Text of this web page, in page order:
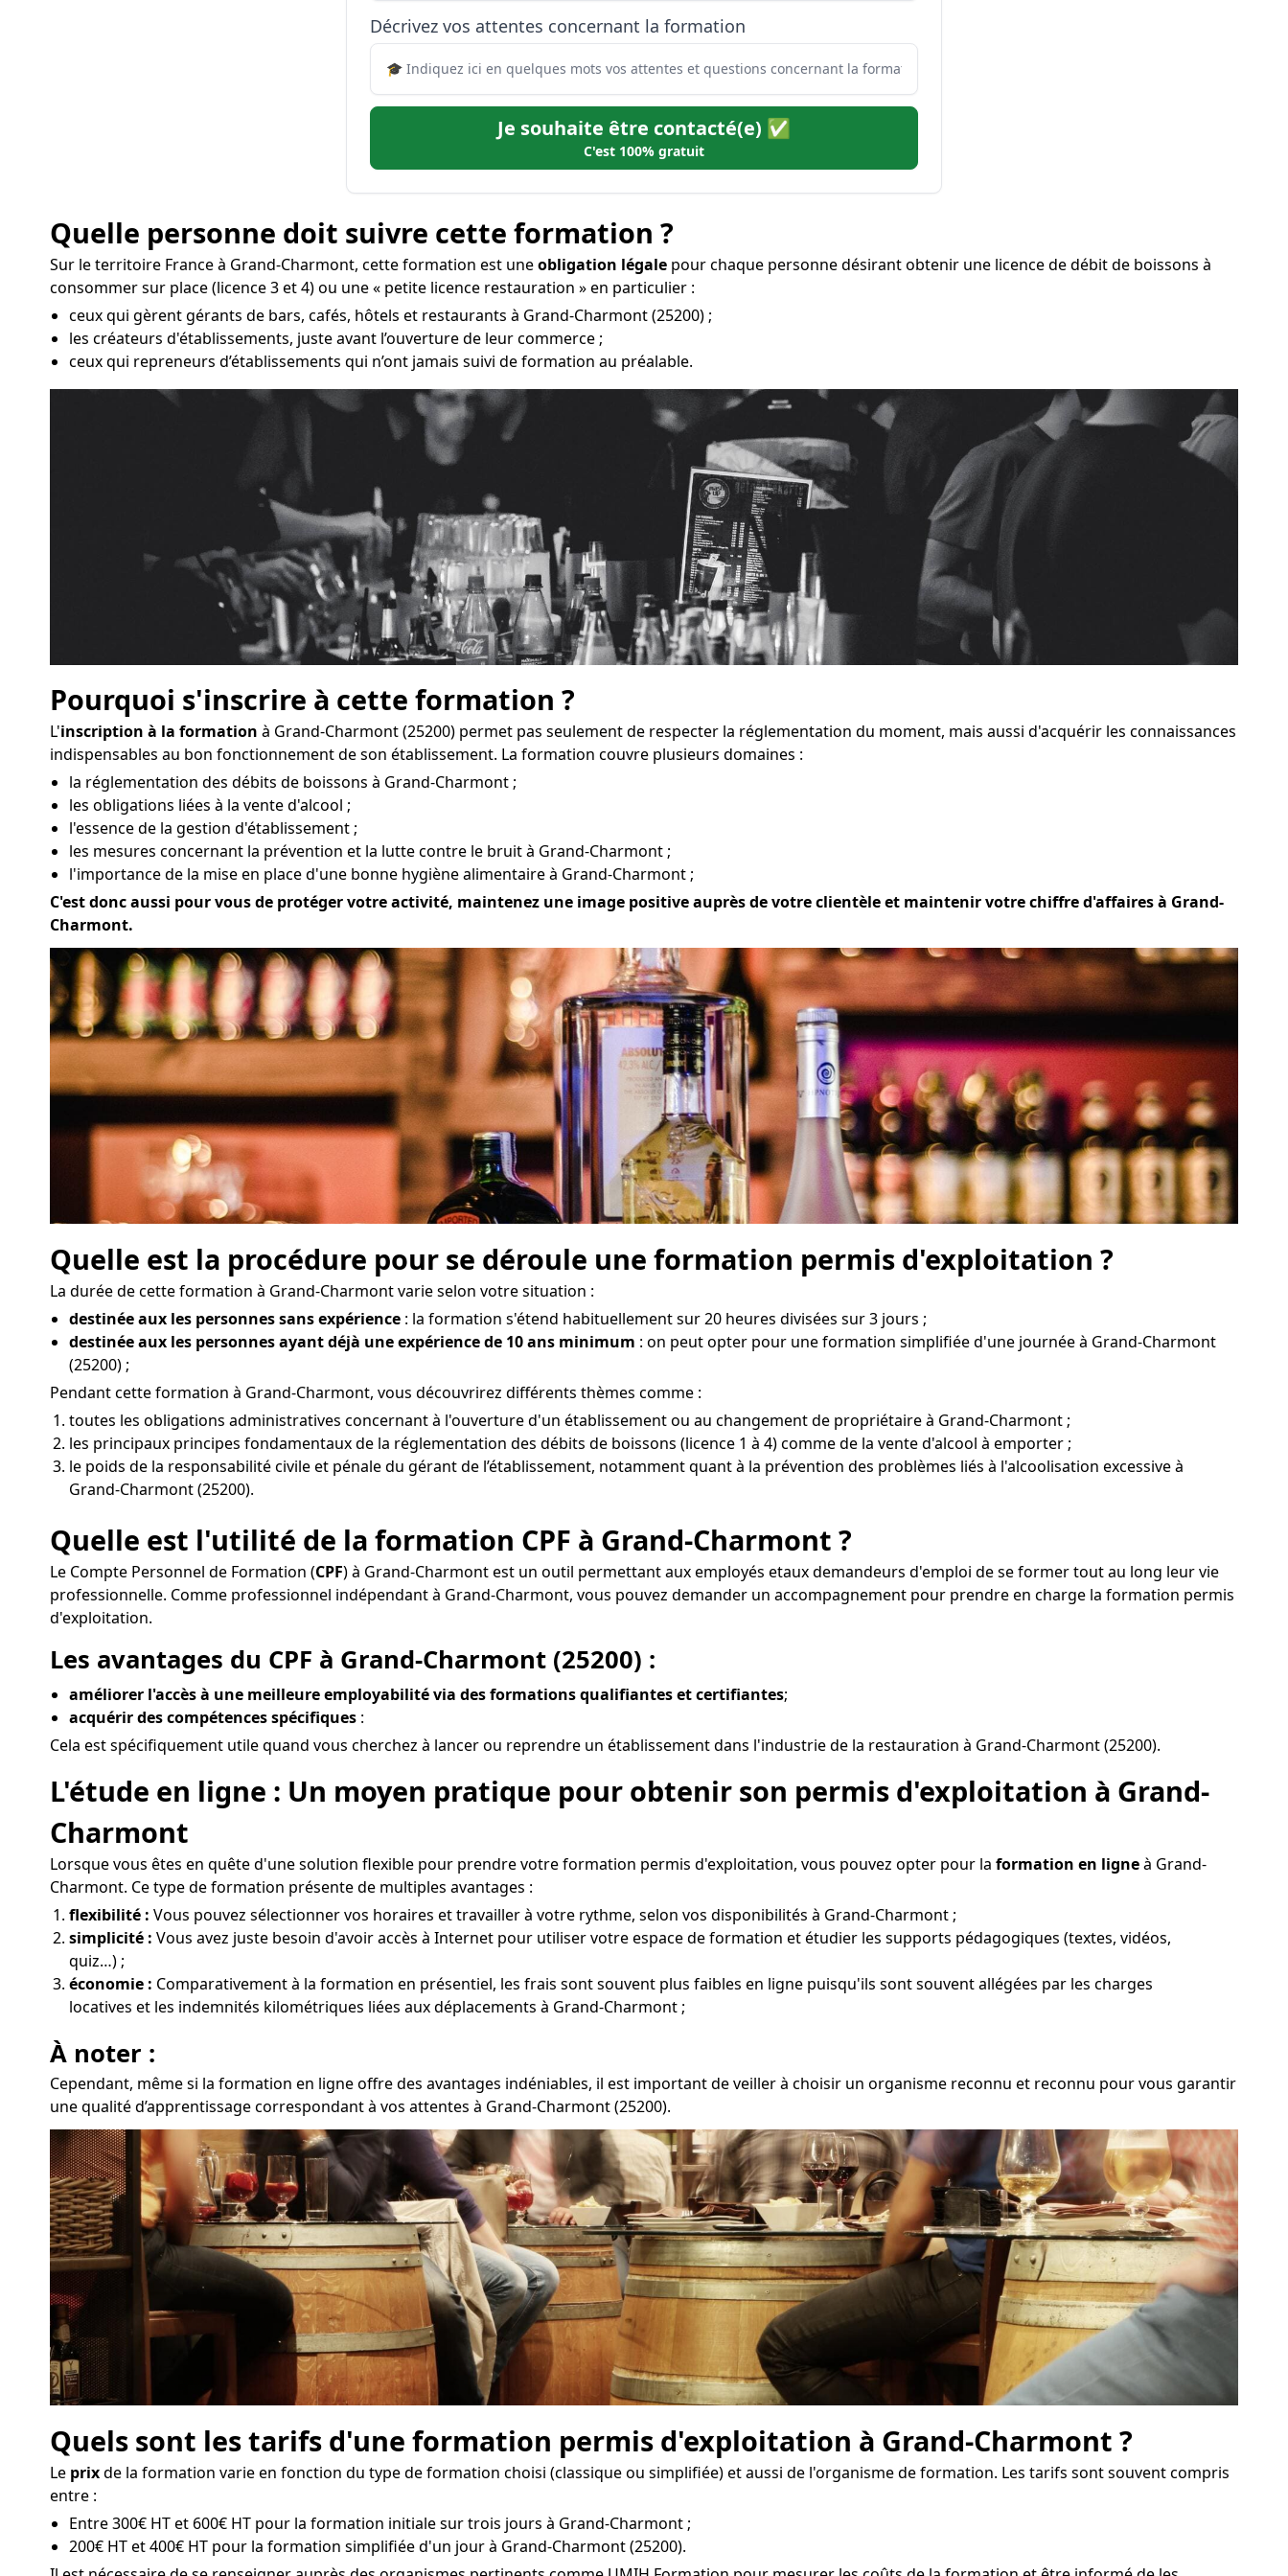
Décrivez vos attentes concernant la formation
Je souhaite être contacté(e) ✅
C'est 100% gratuit
Quelle personne doit suivre cette formation ?
Sur le territoire France à Grand-Charmont, cette formation est uneobligation légale pour chaque personne désirant obtenir une licence de débit de boissons à
consommer sur place (licence 3 et 4) ou une « petite licence restauration » en particulier :
ceux qui gèrent gérants de bars, cafés, hôtels et restaurants à Grand-Charmont (25200) ;
les créateurs d'établissements, juste avant l’ouverture de leur commerce ;
ceux qui repreneurs d’établissements qui n’ont jamais suivi de formation au préalable.
Pourquoi s'inscrire à cette formation ?
L'inscription à la formation à Grand-Charmont (25200) permet pas seulement de respecter la réglementation du moment, mais aussi d'acquérir les connaissances
indispensables au bon fonctionnement de son établissement. La formation couvre plusieurs domaines :
la réglementation des débits de boissons à Grand-Charmont ;
les obligations liées à la vente d'alcool ;
l'essence de la gestion d'établissement ;
les mesures concernant la prévention et la lutte contre le bruit à Grand-Charmont ;
l'importance de la mise en place d'une bonne hygiène alimentaire à Grand-Charmont ;
C'est donc aussi pour vous de protéger votre activité, maintenez une image positive auprès de votre clientèle et maintenir votre chiffre d'affaires à Grand-
Charmont.
Quelle est la procédure pour se déroule une formation permis d'exploitation ?
La durée de cette formation à Grand-Charmont varie selon votre situation :
destinée aux les personnes sans expérience : la formation s'étend habituellement sur 20 heures divisées sur 3 jours ;
destinée aux les personnes ayant déjà une expérience de 10 ans minimum : on peut opter pour une formation simplifiée d'une journée à Grand-Charmont
(25200) ;
Pendant cette formation à Grand-Charmont, vous découvrirez différents thèmes comme :
toutes les obligations administratives concernant à l'ouverture d'un établissement ou au changement de propriétaire à Grand-Charmont ;
les principaux principes fondamentaux de la réglementation des débits de boissons (licence 1 à 4) comme de la vente d'alcool à emporter ;
le poids de la responsabilité civile et pénale du gérant de l’établissement, notamment quant à la prévention des problèmes liés à l'alcoolisation excessive à
Grand-Charmont (25200).
Quelle est l'utilité de la formation CPF à Grand-Charmont ?
Le Compte Personnel de Formation (CPF) à Grand-Charmont est un outil permettant aux employés etaux demandeurs d'emploi de se former tout au long leur vie
professionnelle. Comme professionnel indépendant à Grand-Charmont, vous pouvez demander un accompagnement pour prendre en charge la formation permis
d'exploitation.
Les avantages du CPF à Grand-Charmont (25200) :
améliorer l'accès à une meilleure employabilité via des formations qualifiantes et certifiantes;
acquérir des compétences spécifiques :
Cela est spécifiquement utile quand vous cherchez à lancer ou reprendre un établissement dans l'industrie de la restauration à Grand-Charmont (25200).
L'étude en ligne : Un moyen pratique pour obtenir son permis d'exploitation à Grand-
Charmont
Lorsque vous êtes en quête d'une solution flexible pour prendre votre formation permis d'exploitation, vous pouvez opter pour la formation en ligneà Grand-
Charmont. Ce type de formation présente de multiples avantages :
flexibilité : Vous pouvez sélectionner vos horaires et travailler à votre rythme, selon vos disponibilités à Grand-Charmont ;
simplicité : Vous avez juste besoin d'avoir accès à Internet pour utiliser votre espace de formation et étudier les supports pédagogiques (textes, vidéos,
quiz…) ;
économie : Comparativement à la formation en présentiel, les frais sont souvent plus faibles en ligne puisqu'ils sont souvent allégées par les charges
locatives et les indemnités kilométriques liées aux déplacements à Grand-Charmont ;
À noter :
Cependant, même si la formation en ligne offre des avantages indéniables, il est important de veiller à choisir un organisme reconnu et reconnu pour vous garantir
une qualité d’apprentissage correspondant à vos attentes à Grand-Charmont (25200).
Quels sont les tarifs d'une formation permis d'exploitation à Grand-Charmont ?
Le prixde la formation varie en fonction du type de formation choisi (classique ou simplifiée) et aussi de l'organisme de formation. Les tarifs sont souvent compris
entre :
Entre 300€ HT et 600€ HT pour la formation initiale sur trois jours à Grand-Charmont ;
200€ HT et 400€ HT pour la formation simplifiée d'un jour à Grand-Charmont (25200).